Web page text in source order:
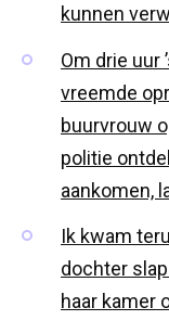
kunnen
Om drie uur
vreemde
buurvrouw
politie
aankomen,
Ik kwam
dochter
haar kamer